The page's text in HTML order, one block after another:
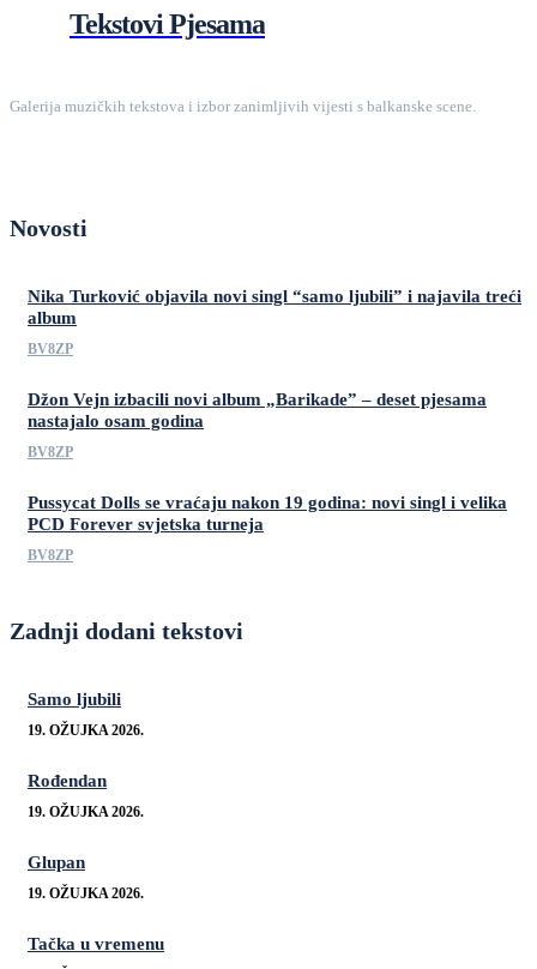
Tekstovi Pjesama
Galerija muzičkih tekstova i izbor zanimljivih vijesti s balkanske scene.
Novosti
Nika Turković objavila novi singl “samo ljubili” i najavila treći
album
BV8ZP
Džon Vejn izbacili novi album „Barikade” – deset pjesama
nastajalo osam godina
BV8ZP
Pussycat Dolls se vraćaju nakon 19 godina: novi singl i velika
PCD Forever svjetska turneja
BV8ZP
Zadnji dodani tekstovi
Samo ljubili
19. OŽUJKA 2026.
Rođendan
19. OŽUJKA 2026.
Glupan
19. OŽUJKA 2026.
Tačka u vremenu